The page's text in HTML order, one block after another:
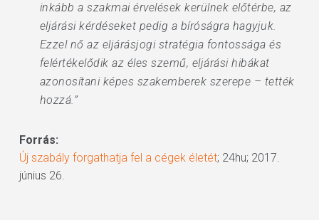
inkább a szakmai érvelések kerülnek előtérbe, az
eljárási kérdéseket pedig a bíróságra hagyjuk.
Ezzel nő az eljárásjogi stratégia fontossága és
felértékelődik az éles szemű, eljárási hibákat
azonosítani képes szakemberek szerepe – tették
hozzá.”
Forrás:
Új szabály forgathatja fel a cégek életét; 24hu; 2017.
június 26.